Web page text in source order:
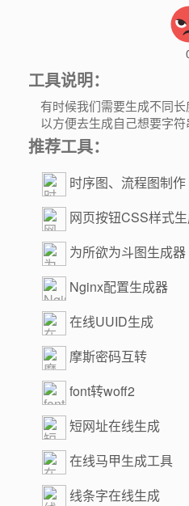
工具说明：
有时候我们需要生成不同
以方便去生成自己想要字符
推荐工具：
时序图、流程图制作
网页按钮CSS样式
为所欲为斗图生成器
Nginx配置生成器
在线UUID生成
摩斯密码互转
font转woff2
短网址在线生成
在线马甲生成工具
线条字在线生成